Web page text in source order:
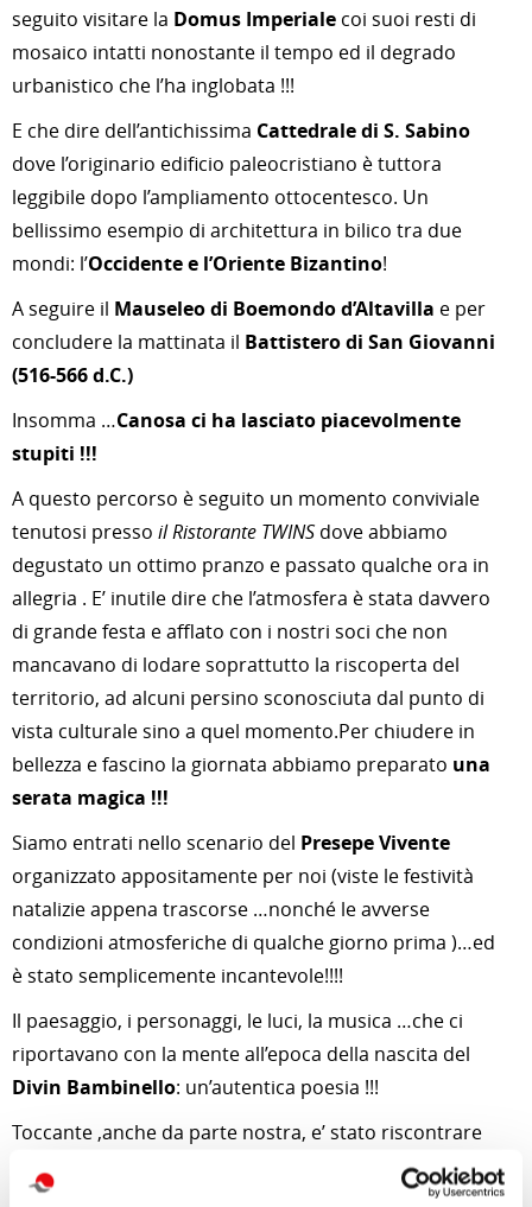
seguito visitare la Domus Imperiale coi suoi resti di
mosaico intatti nonostante il tempo ed il degrado
urbanistico che l’ha inglobata !!!
E che dire dell’antichissima Cattedrale di S. Sabino
dove l’originario edificio paleocristiano è tuttora
leggibile dopo l’ampliamento ottocentesco. Un
bellissimo esempio di architettura in bilico tra due
mondi: l’Occidente e l’Oriente Bizantino!
A seguire il Mauseleo di Boemondo d’Altavilla e per
concludere la mattinata il Battistero di San Giovanni
(516-566 d.C.)
Insomma …Canosa ci ha lasciato piacevolmente
stupiti !!!
A questo percorso è seguito un momento conviviale
tenutosi presso il Ristorante TWINS dove abbiamo
degustato un ottimo pranzo e passato qualche ora in
allegria . E’ inutile dire che l’atmosfera è stata davvero
di grande festa e afflato con i nostri soci che non
mancavano di lodare soprattutto la riscoperta del
territorio, ad alcuni persino sconosciuta dal punto di
vista culturale sino a quel momento.Per chiudere in
bellezza e fascino la giornata abbiamo preparato una
serata magica !!!
Siamo entrati nello scenario del Presepe Vivente
organizzato appositamente per noi (viste le festività
natalizie appena trascorse …nonché le avverse
condizioni atmosferiche di qualche giorno prima )…ed
è stato semplicemente incantevole!!!!
Il paesaggio, i personaggi, le luci, la musica …che ci
riportavano con la mente all’epoca della nascita del
Divin Bambinello: un’autentica poesia !!!
Toccante ,anche da parte nostra, e’ stato riscontrare
autentica commozione nel volto di alcuni nostri ospiti